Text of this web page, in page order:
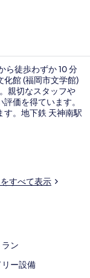
ら徒歩わずか 10 分
館 (福岡市文学館)
親切なスタッフや
価を得ています。
す。地下鉄 天神南駅
すべて表示
ン
ー設備